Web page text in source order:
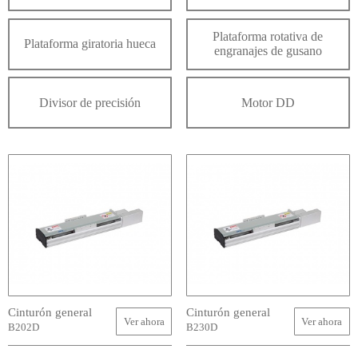
Plataforma giratoria hueca
Plataforma rotativa de
engranajes de gusano
Divisor de precisión Motor DD
Cinturón general
B202D Ver ahora
Cinturón general
B230D Ver ahora